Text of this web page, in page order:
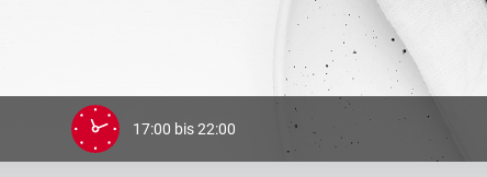
17:00 bis 22:00